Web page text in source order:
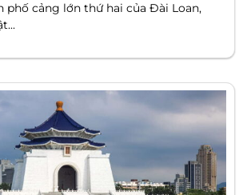
phố cảng lớn thứ hai của Đài Loan,